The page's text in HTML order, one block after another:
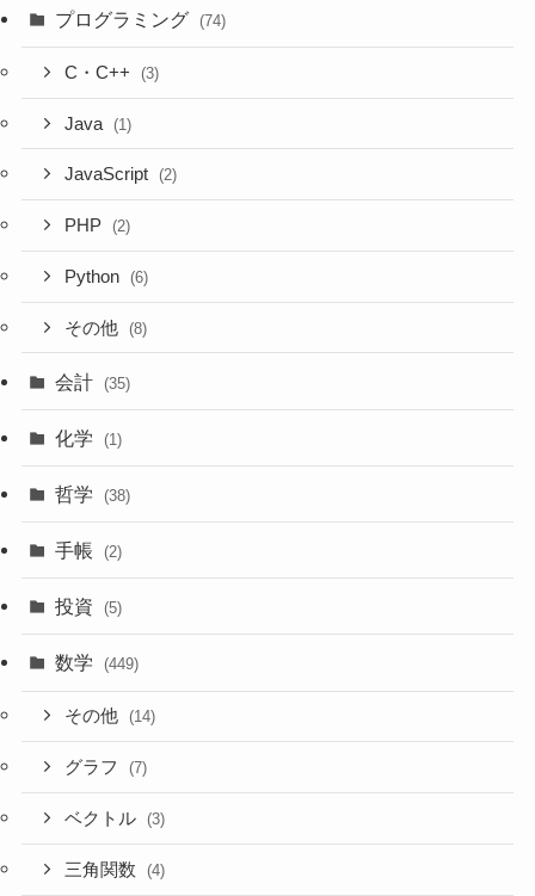
プログラミング (74)
C・C++ (3)
Java (1)
JavaScript (2)
PHP (2)
Python (6)
その他 (8)
会計 (35)
化学 (1)
哲学 (38)
手帳 (2)
投資 (5)
数学 (449)
その他 (14)
グラフ (7)
ベクトル (3)
三角関数 (4)